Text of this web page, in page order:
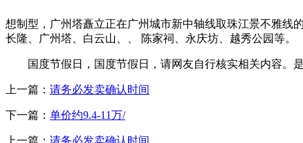
想制型，广州塔矗立正在广州城市新中轴线取珠江景不雅线
长隆、广州塔、白云山、、 陈家祠、永庆坊、越秀公园等。
国度节假日，国度节假日，请网友自行核实相关内容。是
上一篇： 请务必发卖确认时间
下一篇： 单价约9.4-11万/
上一篇： 请务必发卖确认时间